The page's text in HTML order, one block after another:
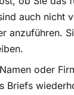
auch nicht
anzuführen.
oder
Briefs